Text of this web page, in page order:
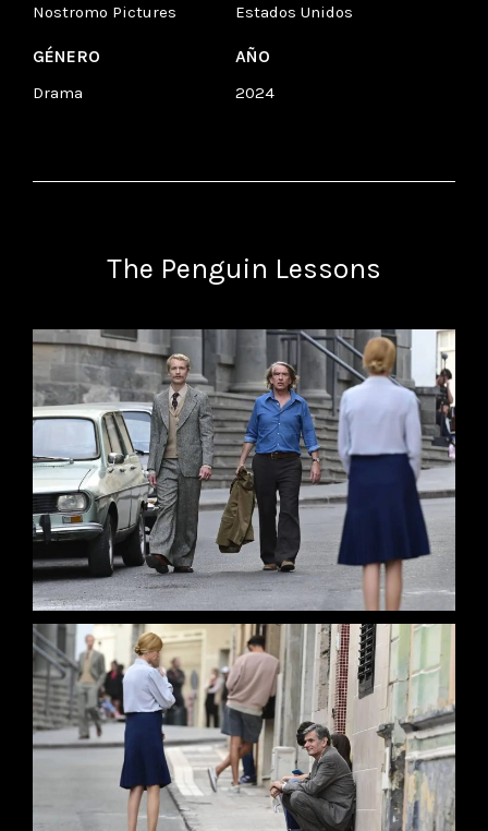
Nostromo Pictures
Estados Unidos
GÉNERO
Drama
AÑO
2024
The Penguin Lessons